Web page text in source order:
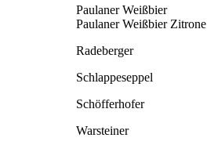
Paulaner Weißbier
Paulaner Weißbier Zitrone
Radeberger
Schlappeseppel
Schöfferhofer
Warsteiner